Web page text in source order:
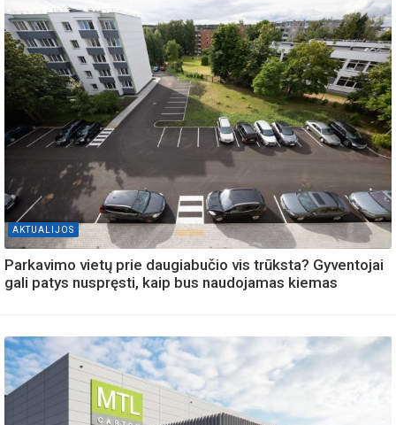
AKTUALIJOS
Parkavimo vietų prie daugiabučio vis trūksta? Gyventojai
gali patys nuspręsti, kaip bus naudojamas kiemas